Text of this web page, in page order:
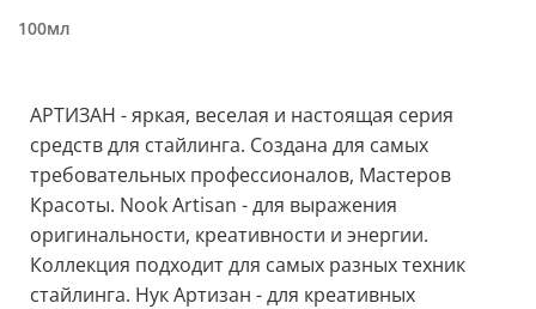
100мл
АРТИЗАН - яркая, веселая и настоящая серия
средств для стайлинга. Создана для самых
требовательных профессионалов, Мастеров
Красоты. Nook Artisan - для выражения
оригинальности, креативности и энергии.
Коллекция подходит для самых разных техник
стайлинга. Нук Артизан - для креативных